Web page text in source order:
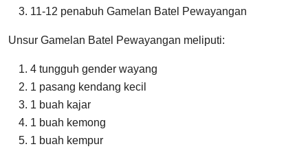
11-12 penabuh Gamelan Batel Pewayangan
Unsur Gamelan Batel Pewayangan meliputi:
4 tungguh gender wayang
1 pasang kendang kecil
1 buah kajar
1 buah kemong
1 buah kempur